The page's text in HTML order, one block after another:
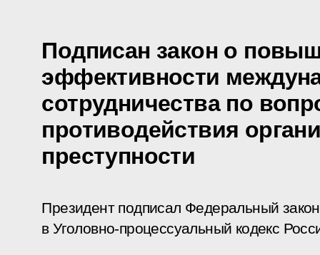
Подписан закон о
эффективности
сотрудничества по
противодействия
преступности
Президент подписал Федеральный
в Уголовно-процессуальный кодекс